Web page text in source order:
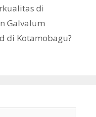
di
Galvalum
di Kotamobagu?